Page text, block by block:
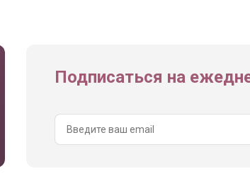
Подписаться на